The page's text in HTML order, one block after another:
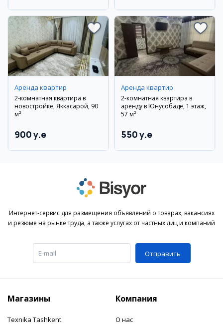
Аренда квартир
2-комнатная квартира в
новостройке, Яккасарой, 90
м²
900 y.e
Аренда квартир
2-комнатная квартира в
аренду в Юнусобаде, 1 этаж,
57 м²
550 y.e
Интернет-сервис для размещения объявлений о товарах, вакансиях
и резюме на рынке труда, а также услугах от частных лиц и компаний
Отправить
Магазины
Texnika Tashkent
Компания
О нас